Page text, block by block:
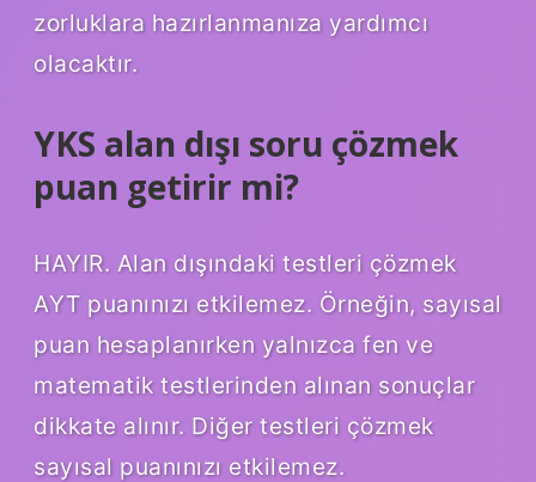
zorluklara hazırlanmanıza yardımcı
olacaktır.
YKS alan dışı soru çözmek
puan getirir mi?
HAYIR. Alan dışındaki testleri çözmek
AYT puanınızı etkilemez. Örneğin, sayısal
puan hesaplanırken yalnızca fen ve
matematik testlerinden alınan sonuçlar
dikkate alınır. Diğer testleri çözmek
sayısal puanınızı etkilemez.